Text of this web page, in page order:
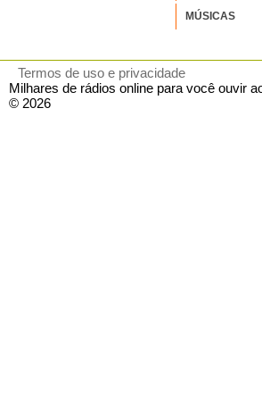
MÚSICAS
Termos de uso e privacidade
Milhares de rádios online para você ouvir
© 2026